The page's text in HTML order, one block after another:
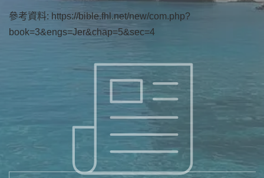
參考資料: https://bible.fhl.net/new/com.php?
book=3&engs=Jer&chap=5&sec=4